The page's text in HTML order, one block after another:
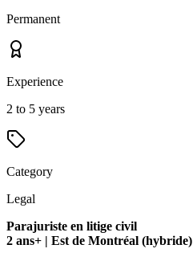
Permanent
Experience
2 to 5 years
Category
Legal
Parajuriste en litige civil
2 ans+ | Est de Montréal (hybride)